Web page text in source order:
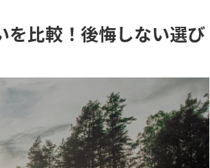
を比較！後悔しない選び